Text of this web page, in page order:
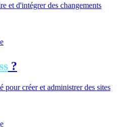
et d'intégrer des changements
?
pour créer et administrer des sites